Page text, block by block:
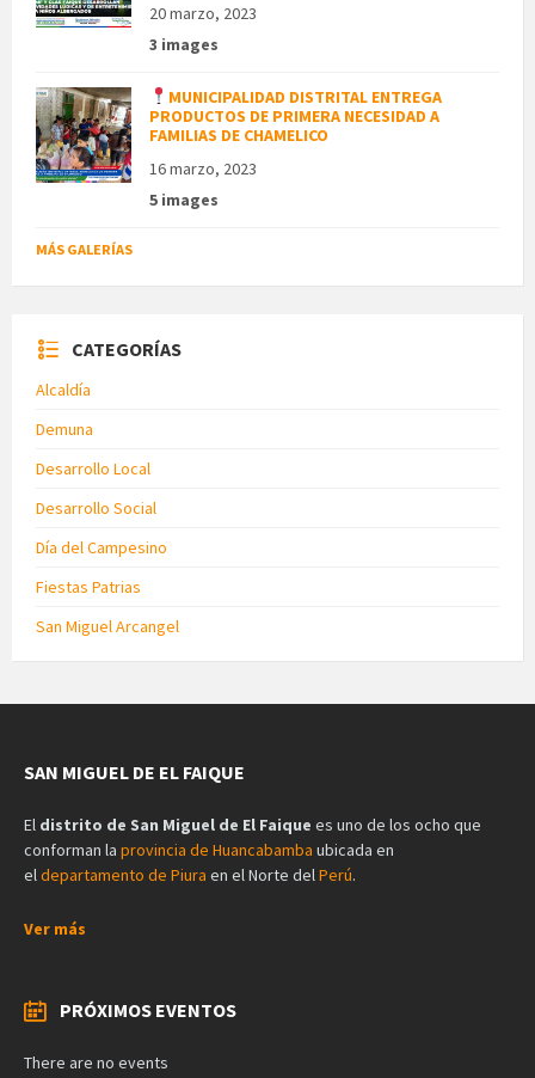
20 marzo, 2023
3 images
MUNICIPALIDAD DISTRITAL ENTREGA
PRODUCTOS DE PRIMERA NECESIDAD A
FAMILIAS DE CHAMELICO
16 marzo, 2023
5 images
MÁS GALERÍAS
CATEGORÍAS
Alcaldía
Demuna
Desarrollo Local
Desarrollo Social
Día del Campesino
Fiestas Patrias
San Miguel Arcangel
SAN MIGUEL DE EL FAIQUE
El distrito de San Miguel de El Faique es uno de los ocho que
conforman la provincia de Huancabamba ubicada en
el departamento de Piura en el Norte del Perú.
Ver más
PRÓXIMOS EVENTOS
There are no events